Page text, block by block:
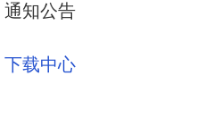
通知公告
下载中心